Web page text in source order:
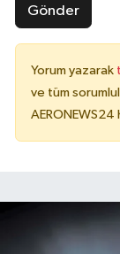
Gönder
Yorum yazarak
ve tüm